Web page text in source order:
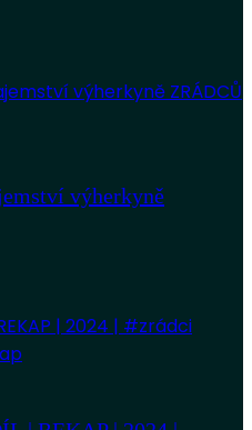
výherkyně